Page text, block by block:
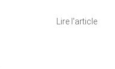
Lire l'article